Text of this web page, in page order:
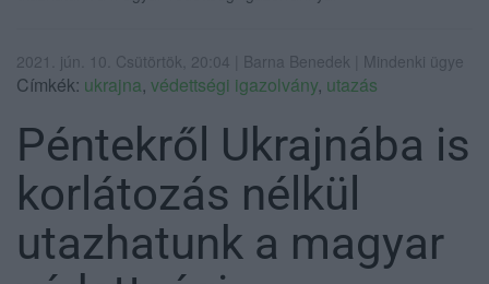
2021. jún. 10. Csütörtök, 20:04 | Barna Benedek | Mindenki ügye
Címkék: ukrajna, védettségi igazolvány, utazás
Péntekről Ukrajnába is
korlátozás nélkül
utazhatunk a magyar